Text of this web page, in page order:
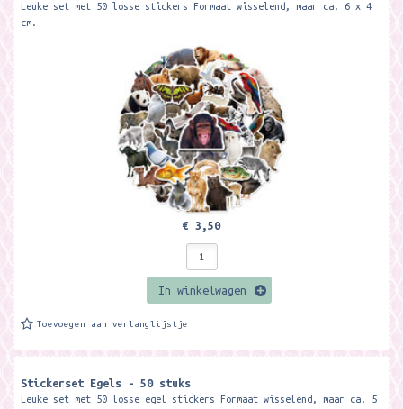
Leuke set met 50 losse stickers Formaat wisselend, maar ca. 6 x 4
cm.
€ 3,50
In winkelwagen
Toevoegen aan verlanglijstje
Stickerset Egels - 50 stuks
Leuke set met 50 losse egel stickers Formaat wisselend, maar ca. 5